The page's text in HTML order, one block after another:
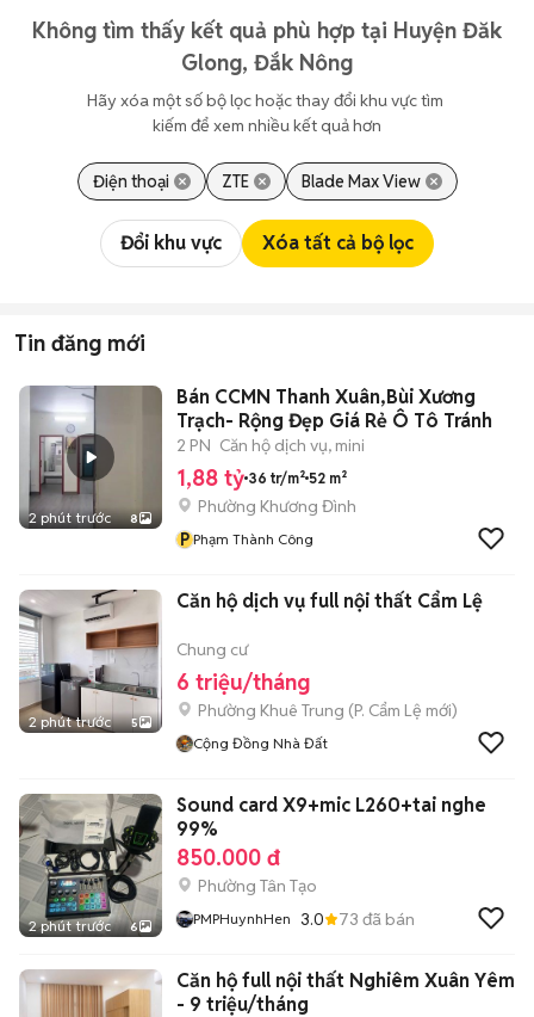
Không tìm thấy kết quả phù hợp tại Huyện Đăk
Glong, Đắk Nông
Hãy xóa một số bộ lọc hoặc thay đổi khu vực tìm
kiếm để xem nhiều kết quả hơn
Điện thoại ZTE Blade Max View
Đổi khu vực Xóa tất cả bộ lọc
Tin đăng mới
2 phút trước 8
Bán CCMN Thanh Xuân,Bùi Xương
Trạch- Rộng Đẹp Giá Rẻ Ô Tô Tránh
2 PN Căn hộ dịch vụ, mini
1,88 tỷ 36 tr/m² 52 m²
Phường Khương Đình
P Phạm Thành Công
2 phút trước 5
Căn hộ dịch vụ full nội thất Cẩm Lệ
Chung cư
6 triệu/tháng
Phường Khuê Trung (P. Cẩm Lệ mới)
Cộng Đồng Nhà Đất
2 phút trước 6
Sound card X9+mic L260+tai nghe
99%
850.000 đ
Phường Tân Tạo
PMPHuynhHen 3.0 73 đã bán
Căn hộ full nội thất Nghiêm Xuân Yêm
- 9 triệu/tháng